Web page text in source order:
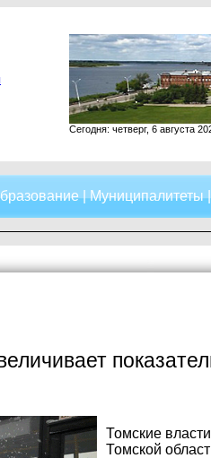
Сегодня: четверг, 6 августа
|Муниципалитеты
Томские
Томской